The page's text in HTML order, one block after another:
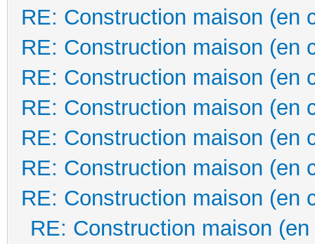
RE: Construction maison (en
RE: Construction maison (en
RE: Construction maison (en
RE: Construction maison (en
RE: Construction maison (en
RE: Construction maison (en
RE: Construction maison (en
RE: Construction maison